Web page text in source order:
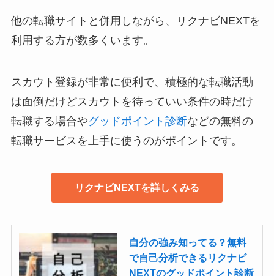
他の転職サイトと併用しながら、リクナビNEXTを
利用する方が数多くいます。
スカウト登録が非常に便利で、積極的な転職活動
は面倒だけどスカウトを待っていい条件の時だけ
転職する場合やグッドポイント診断などの無料の
転職サービスを上手に使うのがポイントです。
リクナビNEXTを詳しくみる
自分の強み知ってる？無料
で自己分析できるリクナビ
NEXTのグッドポイント診断